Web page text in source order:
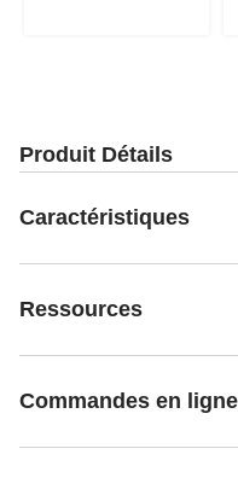
Produit Détails
Caractéristiques
Ressources
Commandes en